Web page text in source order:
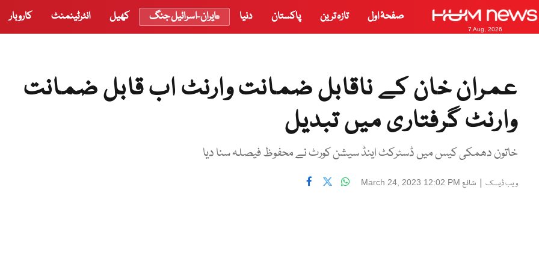
7 Aug, 2026
صفحۂ اول تازہ ترین پاکستان دنیا ایران-اسرائیل جنگ کھیل انٹرٹینمنٹ کاروبار
عمران خان کے ناقابل ضمانت وارنٹ اب قابل ضمانت
وارنٹ گرفتاری میں تبدیل
خاتون دھمکی کیس میں ڈسٹرکٹ اینڈ سیشن کورٹ نے محفوظ فیصلہ سنا دیا
ویب ڈیسک | شائع March 24, 2023 12:02 PM